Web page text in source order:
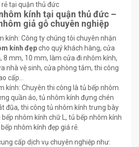
tại quận thủ đức
kính tại quận thủ đức –
giả gỗ chuyên nghiệp
kính: Công ty chúng tôi chuyên nhận
kính đẹpcho quý khách hàng, cửa
8 mm, 10 mm, làm cửa đi nhôm kính,
nhà vệ sinh, cửa phòng tắm, thi công
cấp…
kính: Chuyên thi công là tủ bếp nhôm
quần áo, tủ nhôm kính đựng chén
đũa, thi công tủ nhôm kính trưng bày
nhôm kính chữ L, tủ bếp nhôm kính
nhôm kính đẹp giá rẻ.
cấp dịch vụ chuyên nghiệp như: